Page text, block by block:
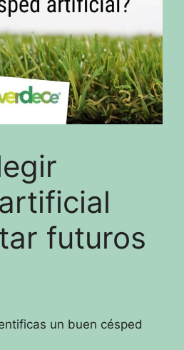
futuros
un buen césped